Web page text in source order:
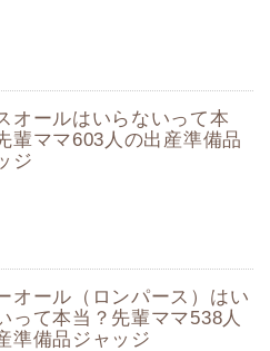
オールはいらないって本
輩ママ603人の出産準備品
ジ
オール（ロンパース）はい
って本当？先輩ママ538人
準備品ジャッジ